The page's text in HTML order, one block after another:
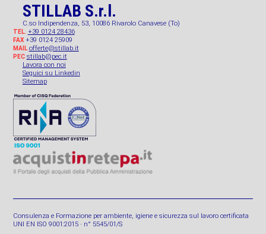
STILLAB S.r.l.
C.so Indipendenza, 53, 10086 Rivarolo Canavese (To)
TEL. +39 0124 28436
FAX+39 0124 25909
MAIL offerte@stillab.it
PEC stillab@pec.it
Lavora con noi
Seguici su Linkedin
Sitemap
Consulenza e Formazione per ambiente, igiene e sicurezza sul lavoro certificata
UNI EN ISO 9001:2015 · n° 5545/01/S